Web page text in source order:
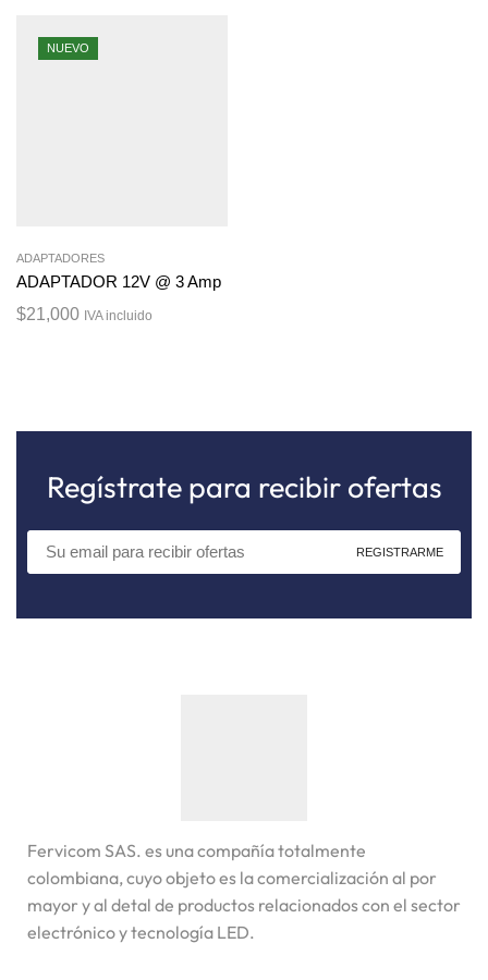
NUEVO
ADAPTADORES
ADAPTADOR 12V @ 3 Amp
$21,000 IVA incluido
Regístrate para recibir ofertas
Fervicom SAS. es una compañía totalmente
colombiana, cuyo objeto es la comercialización al por
mayor y al detal de productos relacionados con el sector
electrónico y tecnología LED.